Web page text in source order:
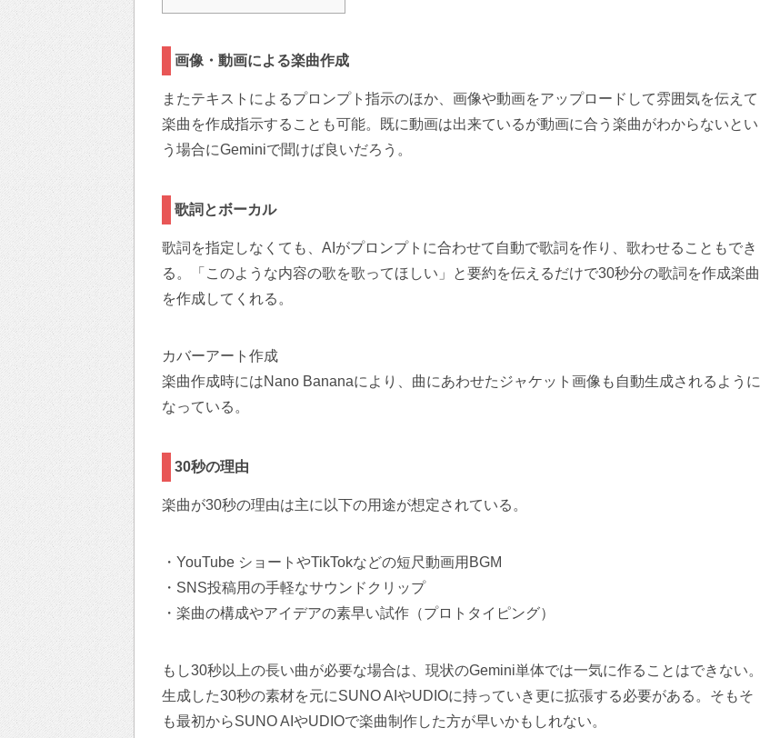
画像・動画による楽曲作成
またテキストによるプロンプト指示のほか、画像や動画をアップロードして雰囲気を伝えて
楽曲を作成指示することも可能。既に動画は出来ているが動画に合う楽曲がわからないとい
う場合にGeminiで聞けば良いだろう。
歌詞とボーカル
歌詞を指定しなくても、AIがプロンプトに合わせて自動で歌詞を作り、歌わせることもでき
る。「このような内容の歌を歌ってほしい」と要約を伝えるだけで30秒分の歌詞を作成楽曲
を作成してくれる。
カバーアート作成
楽曲作成時にはNano Bananaにより、曲にあわせたジャケット画像も自動生成されるように
なっている。
30秒の理由
楽曲が30秒の理由は主に以下の用途が想定されている。
・YouTube ショートやTikTokなどの短尺動画用BGM
・SNS投稿用の手軽なサウンドクリップ
・楽曲の構成やアイデアの素早い試作（プロトタイピング）
もし30秒以上の長い曲が必要な場合は、現状のGemini単体では一気に作ることはできない。
生成した30秒の素材を元にSUNO AIやUDIOに持っていき更に拡張する必要がある。そもそ
も最初からSUNO AIやUDIOで楽曲制作した方が早いかもしれない。